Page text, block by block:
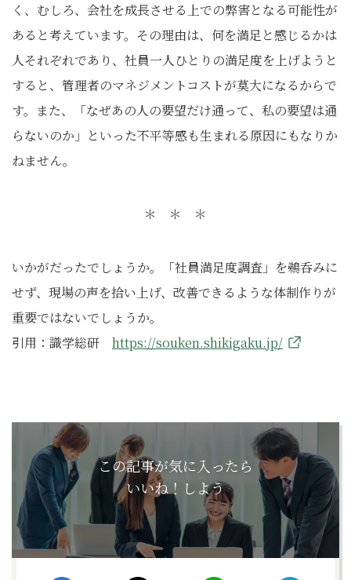
く、むしろ、会社を成長させる上での弊害となる可能性が
あると考えています。その理由は、何を満足と感じるかは
人それぞれであり、社員一人ひとりの満足度を上げようと
すると、管理者のマネジメントコストが莫大になるからで
す。また、「なぜあの人の要望だけ通って、私の要望は通
らないのか」といった不平等感も生まれる原因にもなりか
ねません。
＊ ＊ ＊
いかがだったでしょうか。「社員満足度調査」を鵜呑みに
せず、現場の声を拾い上げ、改善できるような体制作りが
重要ではないでしょうか。
引用：識学総研 https://souken.shikigaku.jp/
この記事が気に入ったら
いいね！しよう